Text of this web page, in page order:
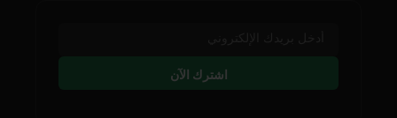
اشترك الآن